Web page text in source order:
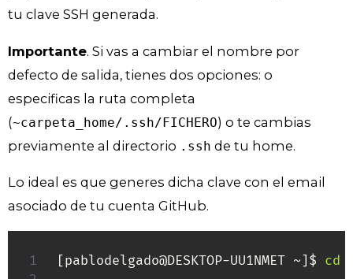
tu clave SSH generada.
Importante. Si vas a cambiar el nombre por
defecto de salida, tienes dos opciones: o
especificas la ruta completa
(~carpeta_home/.ssh/FICHERO) o te cambias
previamente al directorio .ssh de tu home.
Lo ideal es que generes dicha clave con el email
asociado de tu cuenta GitHub.
[pablodelgado@DESKTOP-UU1NMET ~] $ cd